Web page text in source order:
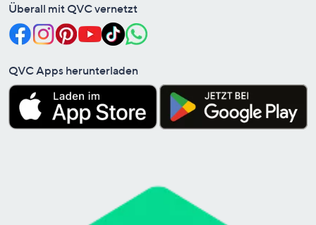
Überall mit QVC vernetzt
QVC Apps herunterladen